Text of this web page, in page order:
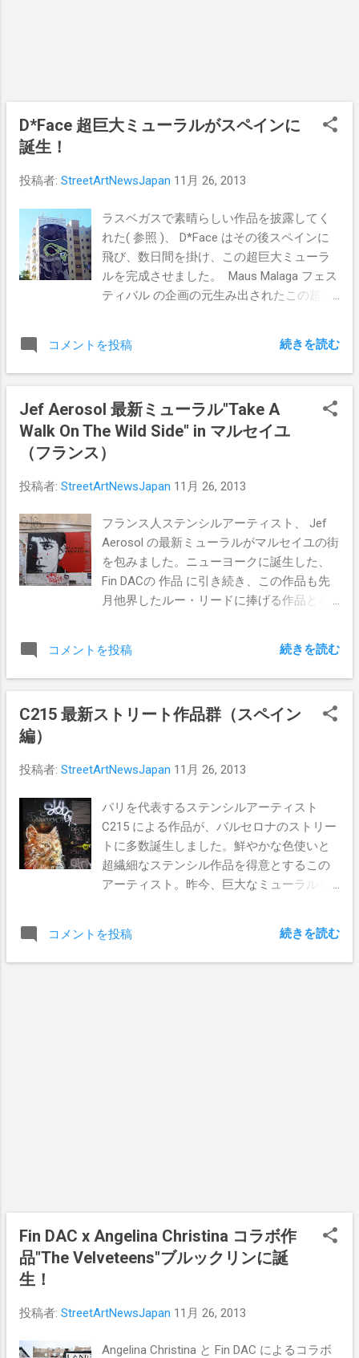
Dorian Grey Galleryの向かいのストリートに
誕生した高さ15メートルにも及ぶ巨大ミュ
ただけます。 Pics by Stik
D*Face 超巨大ミューラルがスペインに
誕生！
投稿者: StreetArtNewsJapan 11月 26, 2013
ラスベガスで素晴らしい作品を披露してく
れた( 参照 )、 D*Face はその後スペインに
飛び、数日間を掛け、この超巨大ミューラ
ルを完成させました。 Maus Malaga フェス
ティバル の企画の元生み出されたこの超絶
字が印象的なこの作品は、ピカソの出身地
としても有名な、スペインのマラガにある
る事が出来ます。
コメントを投稿 続きを読む
Jef Aerosol 最新ミューラル"Take A
Walk On The Wild Side" in マルセイユ
（フランス）
投稿者: StreetArtNewsJapan 11月 26, 2013
フランス人ステンシルアーティスト、 Jef
Aerosol の最新ミューラルがマルセイユの街
を包みました。ニューヨークに誕生した、
Fin DACの 作品 に引き続き、この作品も先
月他界したルー・リードに捧げる作品とな
なっている、この魅力的な作品は、マルセ
イユのCours Julienでご覧頂けます。
コメントを投稿 続きを読む
C215 最新ストリート作品群（スペイン
編）
投稿者: StreetArtNewsJapan 11月 26, 2013
パリを代表するステンシルアーティスト
C215 による作品が、バルセロナのストリー
トに多数誕生しました。鮮やかな色使いと
超繊細なステンシル作品を得意とするこの
アーティスト。昨今、巨大なミューラルを
は、小振りなものが多い。しかし巨大ミュ
ーラルと同等か、それ以上の存在感を醸し
コメントを投稿 続きを読む
Fin DAC x Angelina Christina コラボ作
品"The Velveteens"ブルックリンに誕
生！
投稿者: StreetArtNewsJapan 11月 26, 2013
Angelina Christina と Fin DAC によるコラボ